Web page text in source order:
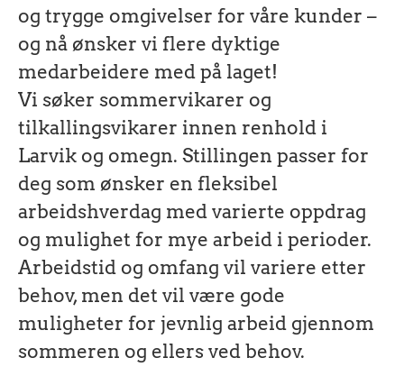
og trygge omgivelser for våre kunder –
og nå ønsker vi flere dyktige
medarbeidere med på laget!
Vi søker sommervikarer og
tilkallingsvikarer innen renhold i
Larvik og omegn. Stillingen passer for
deg som ønsker en fleksibel
arbeidshverdag med varierte oppdrag
og mulighet for mye arbeid i perioder.
Arbeidstid og omfang vil variere etter
behov, men det vil være gode
muligheter for jevnlig arbeid gjennom
sommeren og ellers ved behov.